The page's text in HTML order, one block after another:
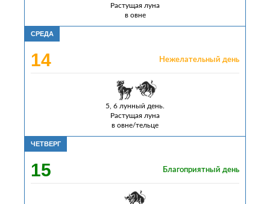
Растущая луна
в овне
СРЕДА
14 Нежелательный день
5, 6 лунный день.
Растущая луна
в овне/тельце
ЧЕТВЕРГ
15 Благоприятный день